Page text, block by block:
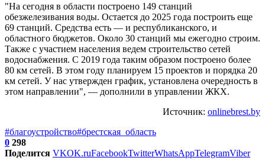
"На сегодня в области построено 149 станций
обезжелезивания воды. Остается до 2025 года построить еще
69 станций. Средства есть — и республиканского, и
областного бюджетов. Около 30 станций мы ежегодно строим.
Также с участием населения ведем строительство сетей
водоснабжения. С 2019 года таким образом построено более
80 км сетей. В этом году планируем 15 проектов и порядка 20
км сетей. У нас утвержден график, установлена очередность в
этом направлении", — дополнили в управлении ЖКХ.
Источник: onlinebrest.by
#благоустройство#брестская_область
0 298
Поделится VKOK.ruFacebookTwitterWhatsAppTelegramViber